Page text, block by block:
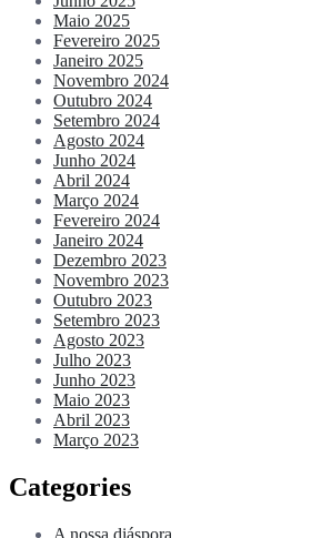
Maio 2025
Fevereiro 2025
Janeiro 2025
Novembro 2024
Outubro 2024
Setembro 2024
Agosto 2024
Junho 2024
Abril 2024
Março 2024
Fevereiro 2024
Janeiro 2024
Dezembro 2023
Novembro 2023
Outubro 2023
Setembro 2023
Agosto 2023
Julho 2023
Junho 2023
Maio 2023
Abril 2023
Março 2023
Categories
A nossa diáspora